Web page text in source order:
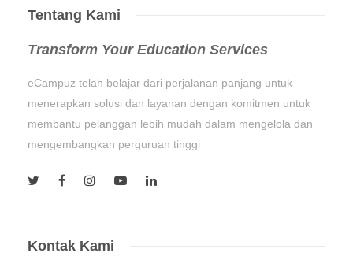
Tentang Kami
Transform Your Education Services
eCampuz telah belajar dari perjalanan panjang untuk
menerapkan solusi dan layanan dengan komitmen untuk
membantu pelanggan lebih mudah dalam mengelola dan
mengembangkan perguruan tinggi
Kontak Kami